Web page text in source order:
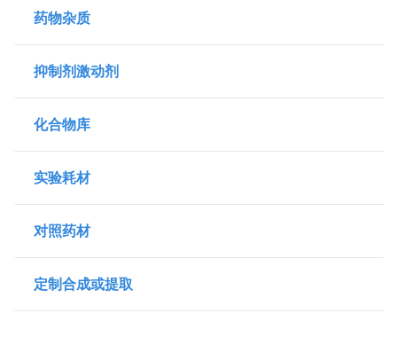
药物杂质
抑制剂激动剂
化合物库
实验耗材
对照药材
定制合成或提取